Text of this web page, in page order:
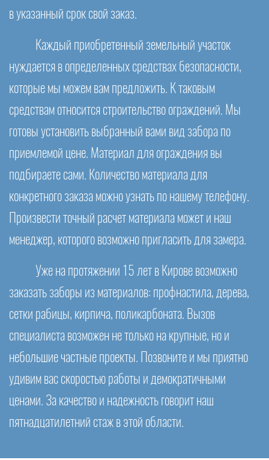
в указанный срок свой заказ.
Каждый приобретенный земельный участок
нуждается в определенных средствах безопасности,
которые мы можем вам предложить. К таковым
средствам относится строительство ограждений. Мы
готовы установить выбранный вами вид забора по
приемлемой цене. Материал для ограждения вы
подбираете сами. Количество материала для
конкретного заказа можно узнать по нашему телефону.
Произвести точный расчет материала может и наш
менеджер, которого возможно пригласить для замера.
Уже на протяжении 15 лет в Кирове возможно
заказать заборы из материалов: профнастила, дерева,
сетки рабицы, кирпича, поликарбоната. Вызов
специалиста возможен не только на крупные, но и
небольшие частные проекты. Позвоните и мы приятно
удивим вас скоростью работы и демократичными
ценами. За качество и надежность говорит наш
пятнадцатилетний стаж в этой области.